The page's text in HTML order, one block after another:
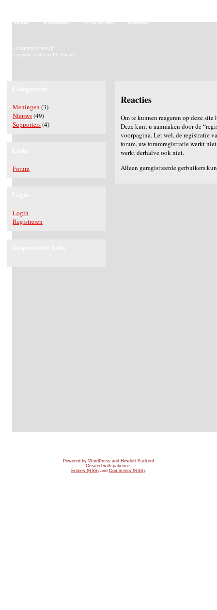
Home Disclaimer Over de site Reacties
FC Emmenforum.nl
Een supporters blik op FC Emmen…
Meningen (3)
Nieuws(49)
Supporters(4)
Forum
Login
Registreren
Reacties
Om te kunnen reageren op deze
Deze kunt u aanmaken door de
voorpagina. Let wel, de registratie
forum, uw forumregistratie werkt
werkt derhalve ook niet.
Alleen geregistreerde gerbuikers
Powered by WordPress and Hewlett Packerd
Created with patience.
Entries (RSS)and Comments (RSS).